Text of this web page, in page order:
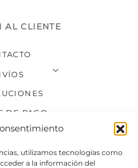
utilizamos tecnologías como
a la información del
AL CLIENTE
DE PAGO